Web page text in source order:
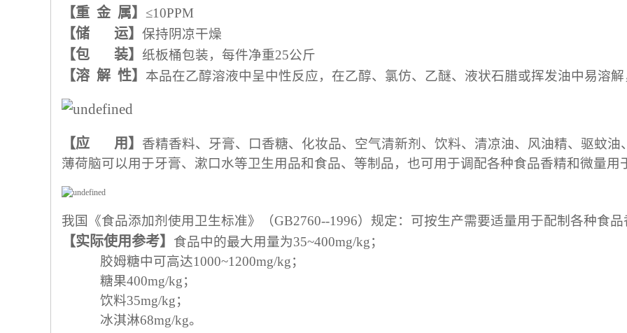
【重 金 属】 ≤10PPM
【储 运】 保持阴凉干燥
【包 装】 纸板桶包装，每件净重25公斤
【溶 解 性】 本品在乙醇溶液中呈中性反应，在乙醇、氯仿、乙醚、液状石腊或挥发油中易溶
【应 用】 香精香料、牙膏、口香糖、化妆品、空气清新剂、饮料、清凉油、风油精、驱蚊油
薄荷脑可以用于牙膏、漱口水等卫生用品和食品、等制品，也可用于调配各种食品香精和微量用
我国《食品添加剂使用卫生标准》（GB2760--1996）规定：可按生产需要适量用于配制各种食品
【实际使用参考】 食品中的最大用量为35~400mg/kg；
胶姆糖中可高达1000~1200mg/kg；
糖果400mg/kg；
饮料35mg/kg；
冰淇淋68mg/kg。